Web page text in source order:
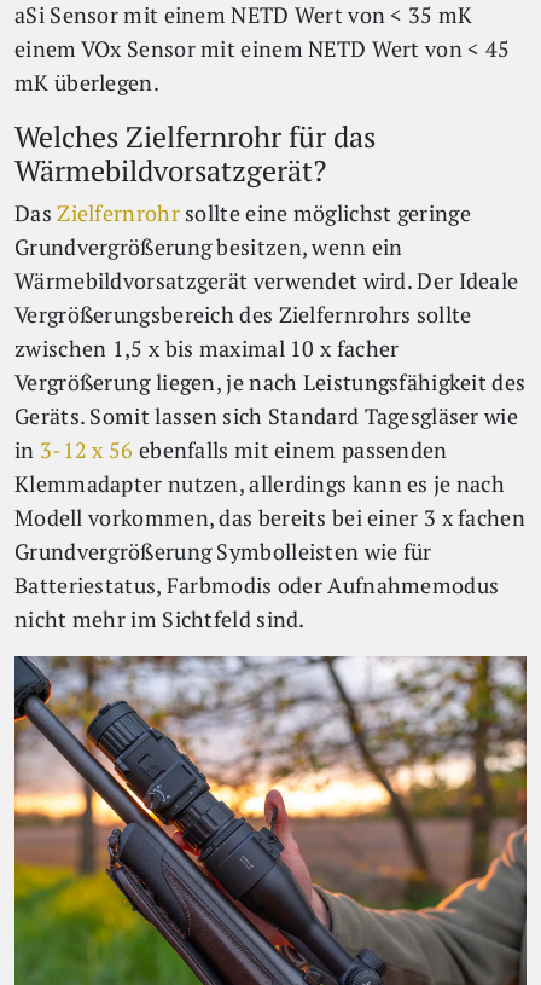
aSi Sensor mit einem NETD Wert von < 35 mK
einem VOx Sensor mit einem NETD Wert von < 45
mK überlegen.
Welches Zielfernrohr für das
Wärmebildvorsatzgerät?
DasZielfernrohrsollte eine möglichst geringe
Grundvergrößerung besitzen, wenn ein
Wärmebildvorsatzgerät verwendet wird. Der Ideale
Vergrößerungsbereich des Zielfernrohrs sollte
zwischen 1,5 x bis maximal 10 x facher
Vergrößerung liegen, je nach Leistungsfähigkeit des
Geräts. Somit lassen sich Standard Tagesgläser wie
in 3-12 x 56 ebenfalls mit einem passenden
Klemmadapter nutzen, allerdings kann es je nach
Modell vorkommen, das bereits bei einer 3 x fachen
Grundvergrößerung Symbolleisten wie für
Batteriestatus, Farbmodis oder Aufnahmemodus
nicht mehr im Sichtfeld sind.